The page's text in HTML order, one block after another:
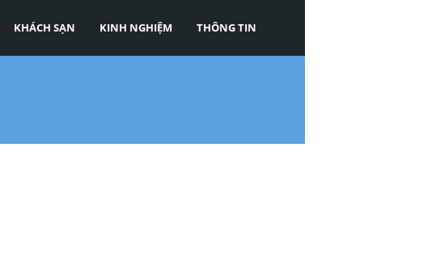
KHÁCH SẠN KINH NGHIỆM THÔNG TIN